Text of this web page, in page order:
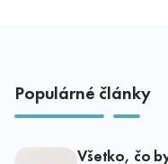
Populárné články
Všetko, čo